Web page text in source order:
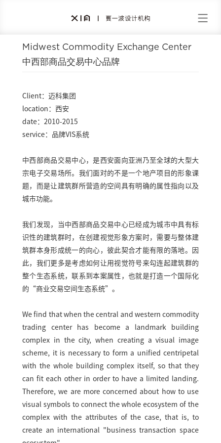
Midwest Commodity Exchange Center
中西部商品交易中心品牌
Client：迈科集团
location：西安
date：2010-2015
service：品牌VIS系统
中西部商品交易中心，是西安面向亚洲乃至全球的大型大
宗电子交易场所。我们面对的不是一个地产项目的形象课
题，而是让建筑群所营造的空间具有明确的属性指向以及
城市功能。
我们发现，当中西部商品交易中心已经成为城市中具有标
识性的建筑群时，在创建视觉形象方案时，需要与整体建
筑群本身形成统一的向心，彼此契合才能有限的落地。因
此，我们更多是考虑如何让用视觉符号来勾连起建筑群的
整个生态系统，联系到本案属性，也就是打造一个国际化
的“商业交易空间生态系统”。
We find that when the central and western commodity
trading center has become a landmark building
complex in the city, when creating a visual image
scheme, it is necessary to form a unified centripetal
with the whole building complex itself, so that they
can fit each other in order to have a limited landing.
Therefore, we are more concerned about how to use
visual symbols to connect the whole ecosystem of the
complex with the attributes of the case, that is, to
create an international "business transaction space